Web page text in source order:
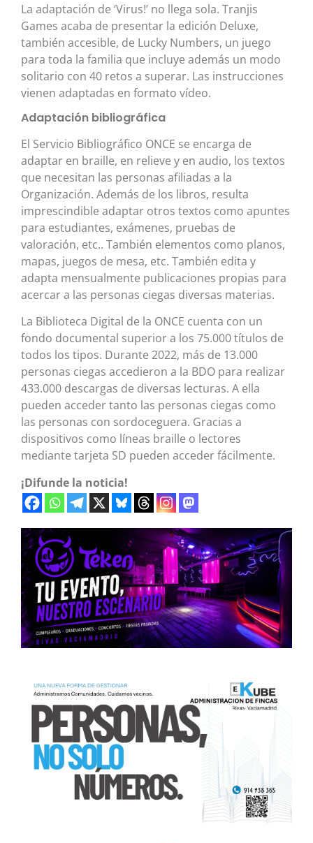
La adaptación de ‘Virus!’ no llega sola. Tranjis
Games acaba de presentar la edición Deluxe,
también accesible, de Lucky Numbers, un juego
para toda la familia que incluye además un modo
solitario con 40 retos a superar. Las instrucciones
vienen adaptadas en formato vídeo.
Adaptación bibliográfica
El Servicio Bibliográfico ONCE se encarga de
adaptar en braille, en relieve y en audio, los textos
que necesitan las personas afiliadas a la
Organización. Además de los libros, resulta
imprescindible adaptar otros textos como apuntes
para estudiantes, exámenes, pruebas de
valoración, etc.. También elementos como planos,
mapas, juegos de mesa, etc. También edita y
adapta mensualmente publicaciones propias para
acercar a las personas ciegas diversas materias.
La Biblioteca Digital de la ONCE cuenta con un
fondo documental superior a los 75.000 títulos de
todos los tipos. Durante 2022, más de 13.000
personas ciegas accedieron a la BDO para realizar
433.000 descargas de diversas lecturas. A ella
pueden acceder tanto las personas ciegas como
las personas con sordoceguera. Gracias a
dispositivos como líneas braille o lectores
mediante tarjeta SD pueden acceder fácilmente.
¡Difunde la noticia!